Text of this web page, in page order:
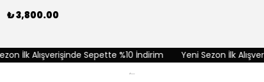
₺ 3,800.00
İlk Alışverişinde Sepette %10 İndirim Yeni Sezon İlk